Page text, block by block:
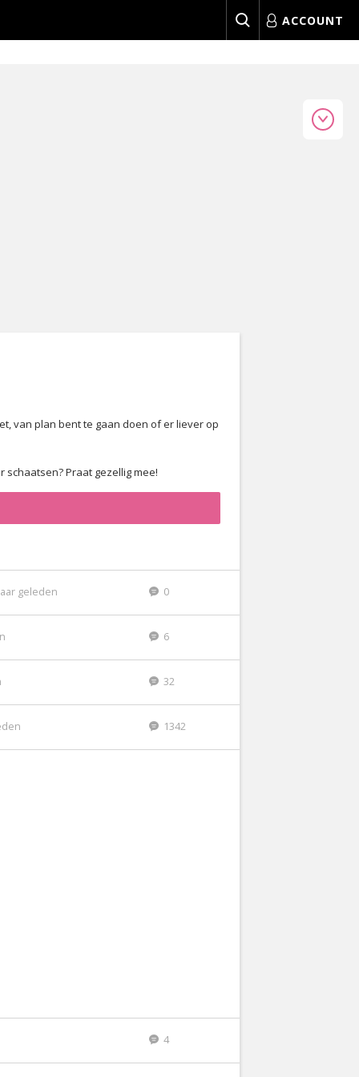
ACCOUNT
van plan bent te gaan doen of er liever op
Praat gezellig mee!
geleden 0
6
32
1342
4